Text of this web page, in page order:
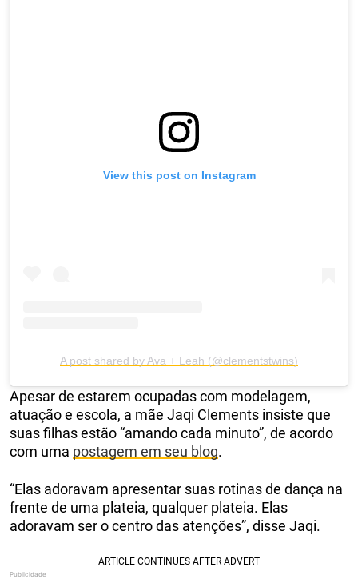
View this post on Instagram
A post shared by Ava + Leah (@clementstwins)
Apesar de estarem ocupadas com modelagem,
atuação e escola, a mãe Jaqi Clements insiste que
suas filhas estão “amando cada minuto”, de acordo
com uma postagem em seu blog.
“Elas adoravam apresentar suas rotinas de dança na
frente de uma plateia, qualquer plateia. Elas
adoravam ser o centro das atenções”, disse Jaqi.